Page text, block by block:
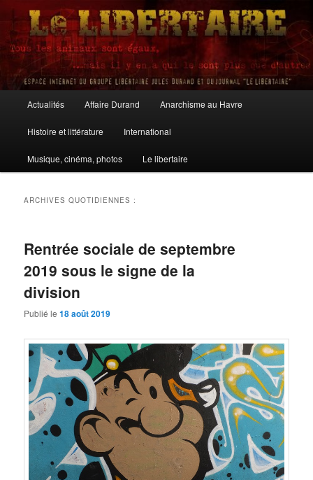
Aller
contenu
principal
Aller
contenu
secondaire
Le Libertaire
principal
Actualités Affaire Durand Anarchisme au Havre
Histoire et littérature International
Musique, cinéma, photos Le libertaire
ARCHIVES QUOTIDIENNES :
Rentrée sociale de septembre
2019 sous le signe de la
division
Publié le18 août 2019